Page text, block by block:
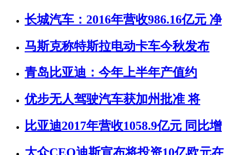
长城汽车：2016年营收986.16亿元 净
马斯克称特斯拉电动卡车今秋发布
青岛比亚迪：今年上半年产值约
优步无人驾驶汽车获加州批准 将
比亚迪2017年营收1058.9亿元 同比增